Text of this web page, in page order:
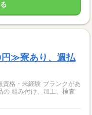
≫寮あり、週払